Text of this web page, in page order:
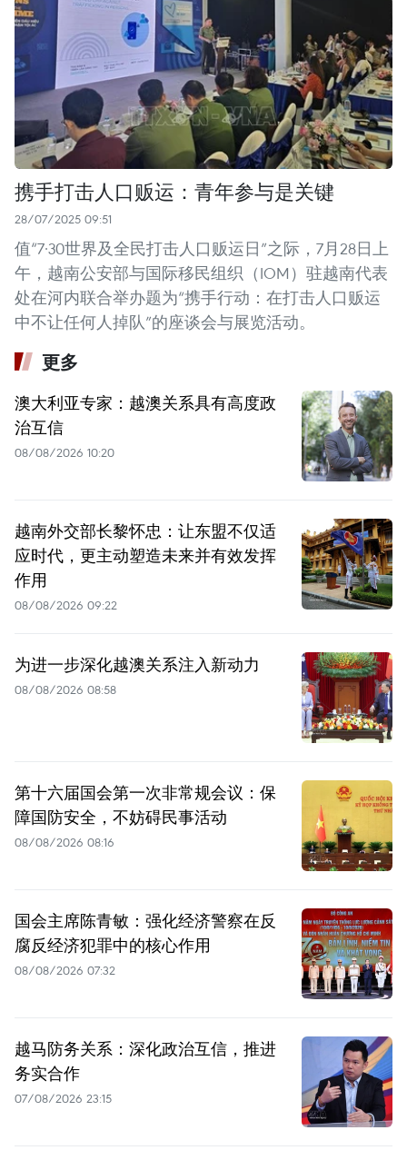
携手打击人口贩运：青年参与是关键
28/07/2025 09:51
值“7·30世界及全民打击人口贩运日”之际，7月28日上
午，越南公安部与国际移民组织（IOM）驻越南代表
处在河内联合举办题为“携手行动：在打击人口贩运
中不让任何人掉队”的座谈会与展览活动。
更多
澳大利亚专家：越澳关系具有高度政
治互信
08/08/2026 10:20
越南外交部长黎怀忠：让东盟不仅适
应时代，更主动塑造未来并有效发挥
作用
08/08/2026 09:22
为进一步深化越澳关系注入新动力
08/08/2026 08:58
第十六届国会第一次非常规会议：保
障国防安全，不妨碍民事活动
08/08/2026 08:16
国会主席陈青敏：强化经济警察在反
腐反经济犯罪中的核心作用
08/08/2026 07:32
越马防务关系：深化政治互信，推进
务实合作
07/08/2026 23:15